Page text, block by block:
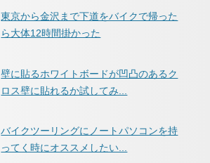
東京から金沢まで下道をバイクで帰った
ら大体12時間掛かった
壁に貼るホワイトボードが凹凸のあるク
ロス壁に貼れるか試してみ...
バイクツーリングにノートパソコンを持
ってく時にオススメしたい...